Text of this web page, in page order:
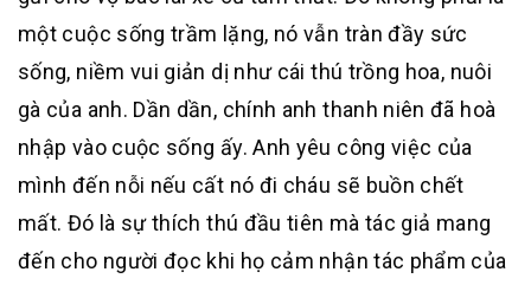
một cuộc sống trầm lặng, nó vẫn tràn đầy sức
sống, niềm vui giản dị như cái thú trồng hoa, nuôi
gà của anh. Dần dần, chính anh thanh niên đã hoà
nhập vào cuộc sống ấy. Anh yêu công việc của
mình đến nỗi nếu cất nó đi cháu sẽ buồn chết
mất. Đó là sự thích thú đầu tiên mà tác giả mang
đến cho người đọc khi họ cảm nhận tác phẩm của